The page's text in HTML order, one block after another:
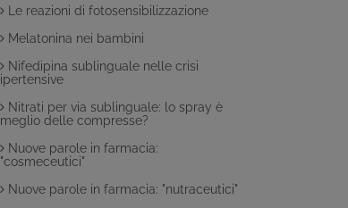
Le reazioni di fotosensibilizzazione
Melatonina nei bambini
Nifedipina sublinguale nelle crisi
ipertensive
Nitrati per via sublinguale: lo spray è
meglio delle compresse?
Nuove parole in farmacia:
"cosmeceutici"
Nuove parole in farmacia: "nutraceutici"